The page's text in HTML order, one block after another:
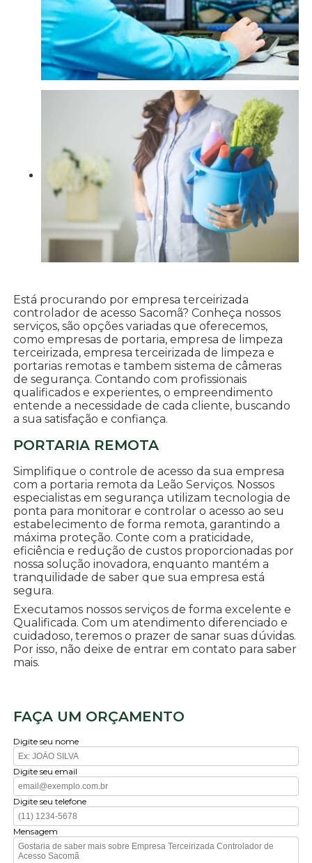
Está procurando por empresa terceirizada
controlador de acesso Sacomã? Conheça nossos
serviços, são opções variadas que oferecemos,
como empresas de portaria, empresa de limpeza
terceirizada, empresa terceirizada de limpeza e
portarias remotas e tambem sistema de câmeras
de segurança. Contando com profissionais
qualificados e experientes, o empreendimento
entende a necessidade de cada cliente, buscando
a sua satisfação e confiança.
PORTARIA REMOTA
Simplifique o controle de acesso da sua empresa
com a portaria remota da Leão Serviços. Nossos
especialistas em segurança utilizam tecnologia de
ponta para monitorar e controlar o acesso ao seu
estabelecimento de forma remota, garantindo a
máxima proteção. Conte com a praticidade,
eficiência e redução de custos proporcionadas por
nossa solução inovadora, enquanto mantém a
tranquilidade de saber que sua empresa está
segura.
Executamos nossos serviços de forma excelente e
Qualificada. Com um atendimento diferenciado e
cuidadoso, teremos o prazer de sanar suas dúvidas.
Por isso, não deixe de entrar em contato para saber
mais.
FAÇA UM ORÇAMENTO
Digite seu nome
Digite seu email
Digite seu telefone
Mensagem